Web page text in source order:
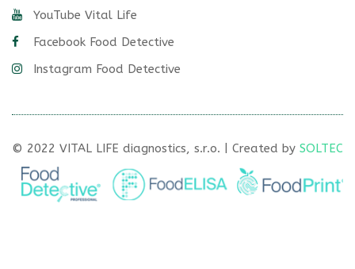
YouTube Vital Life
Facebook Food Detective
Instagram Food Detective
© 2022 VITAL LIFE diagnostics, s.r.o. | Created by SOLTEC